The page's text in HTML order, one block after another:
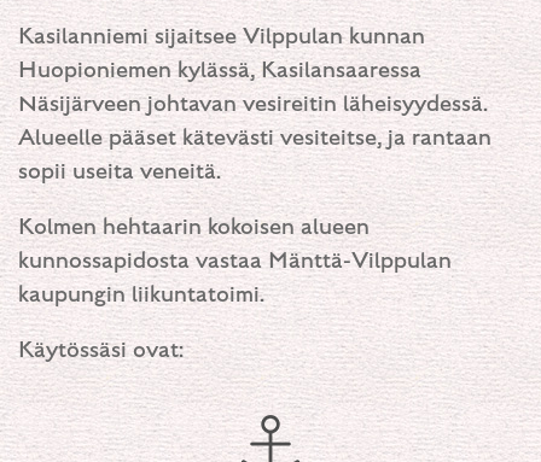
Kasilanniemi sijaitsee Vilppulan kunnan
Huopioniemen kylässä, Kasilansaaressa
Näsijärveen johtavan vesireitin läheisyydessä.
Alueelle pääset kätevästi vesiteitse, ja rantaan
sopii useita veneitä.
Kolmen hehtaarin kokoisen alueen
kunnossapidosta vastaa Mänttä-Vilppulan
kaupungin liikuntatoimi.
Käytössäsi ovat: